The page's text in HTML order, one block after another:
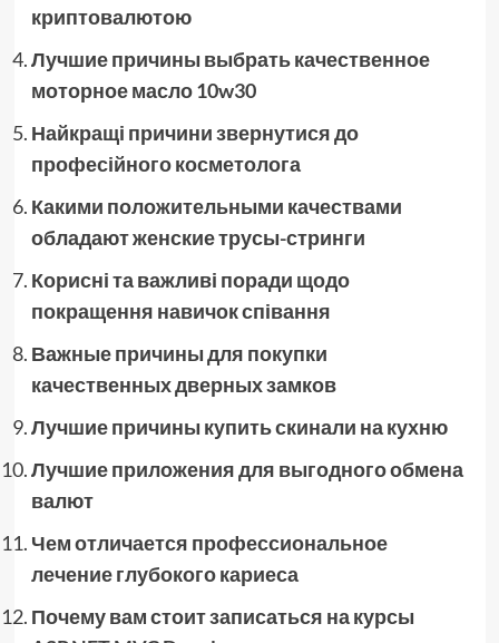
криптовалютою
Лучшие причины выбрать качественное
моторное масло 10w30
Найкращі причини звернутися до
професійного косметолога
Какими положительными качествами
обладают женские трусы-стринги
Корисні та важливі поради щодо
покращення навичок співання
Важные причины для покупки
качественных дверных замков
Лучшие причины купить скинали на кухню
Лучшие приложения для выгодного обмена
валют
Чем отличается профессиональное
лечение глубокого кариеса
Почему вам стоит записаться на курсы